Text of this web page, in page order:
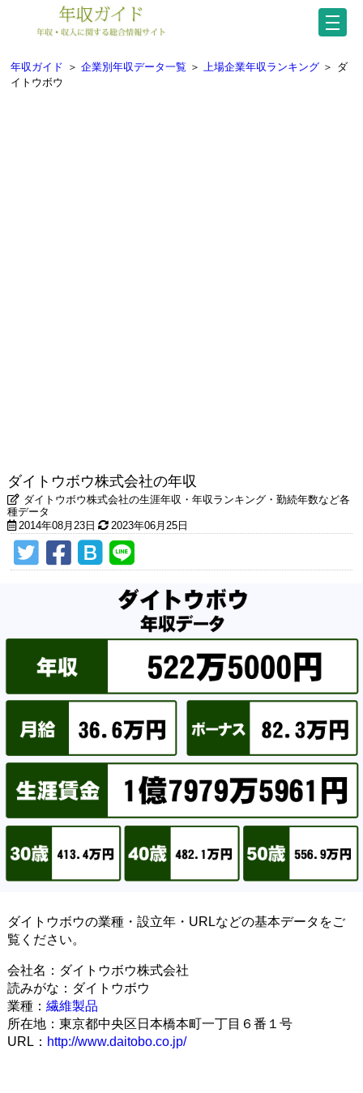
年収ガイド ＞ 企業別年収データ一覧 ＞ 上場企業年収ランキング ＞ ダ
イトウボウ
ダイトウボウ株式会社の年収
ダイトウボウ株式会社の生涯年収・年収ランキング・勤続年数など各
種データ
2014年08月23日
2023年06月25日
ダイトウボウの業種・設立年・URLなどの基本データをご
覧ください。
会社名：ダイトウボウ株式会社
読みがな：ダイトウボウ
業種： 繊維製品
所在地：東京都中央区日本橋本町一丁目６番１号
URL： http://www.daitobo.co.jp/